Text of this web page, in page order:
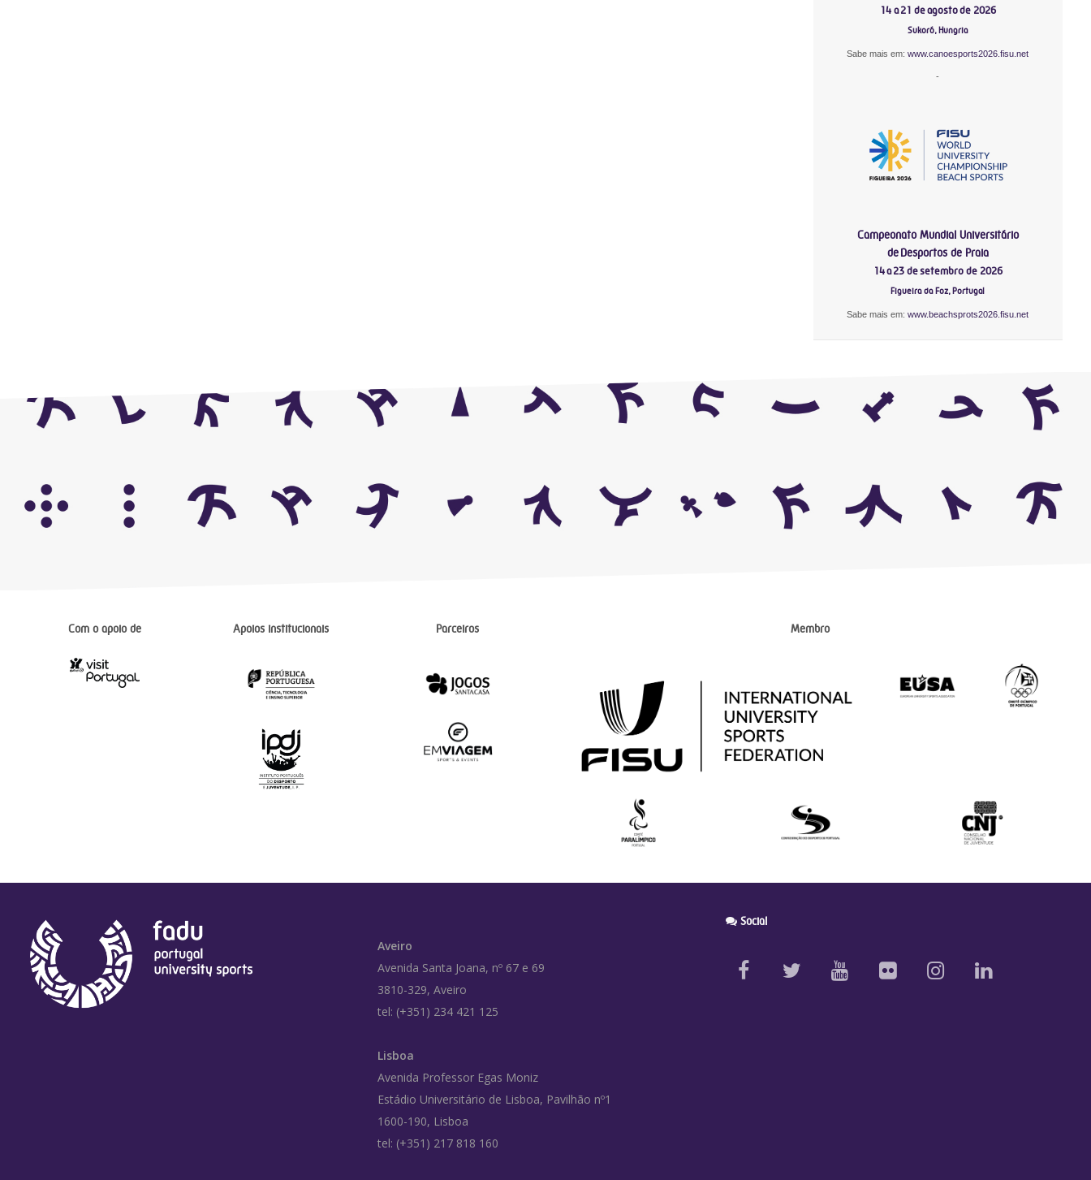
14 a 21 de agosto de 2026
Sukoró, Hungria
Sabe mais em:www.canoesports2026.fisu.net
-
Campeonato Mundial Universitário
de Desportos de Praia
14 a 23 de setembro de 2026
Figueira da Foz, Portugal
Sabe mais em:www.beachsprots2026.fisu.net
Com o apoio de Apoios institucionais Parceiros Membro
Aveiro
Avenida Santa Joana, nº 67 e 69
3810-329, Aveiro
tel: (+351) 234 421 125
Lisboa
Avenida Professor Egas Moniz
Estádio Universitário de Lisboa, Pavilhão nº1
1600-190, Lisboa
tel: (+351) 217 818 160
Social